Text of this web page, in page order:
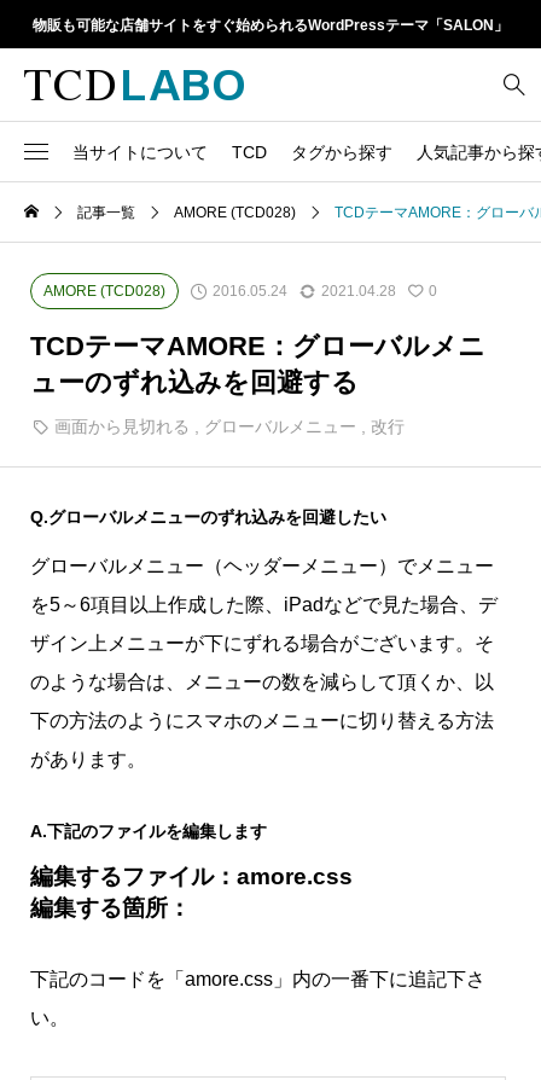
物販も可能な店舗サイトをすぐ始められるWordPressテーマ「SALON」
当サイトについて TCD タグから探す 人気記事から探
1カラム
Google Map
14
iframe 17
meta description 21
meta title 39
retinaディスプレイ
SNSアイコン
ラグイン
Welcart
TCD LABOとは
TCDテーマ一覧
ファイルの編集方法
WordPressテーマ比較
人気ランキング
アップデート情報
よくあるご質問
記事一覧 AMORE (TCD028) TCDテーマAMORE：グローバ
AMORE (TCD028) 2016.05.24 2021.04.28 0
TCDテーマAMORE：グローバルメニ
ューのずれ込みを回避する
画面から見切れる , グローバルメニュー , 改行
Q.グローバルメニューのずれ込みを回避したい
グローバルメニュー（ヘッダーメニュー）でメニュー
を5～6項目以上作成した際、iPadなどで見た場合、デ
ザイン上メニューが下にずれる場合がございます。そ
のような場合は、メニューの数を減らして頂くか、以
下の方法のようにスマホのメニューに切り替える方法
があります。
A.下記のファイルを編集します
編集するファイル：amore.css
編集する箇所：
下記のコードを「amore.css」内の一番下に追記下さ
い。